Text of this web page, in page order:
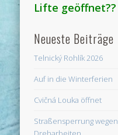
Lifte geöffnet??
Neueste Beiträge
Telnický Rohlík 2026
Auf in die Winterferien
Cvičná Louka öffnet
Straßensperrung wegen